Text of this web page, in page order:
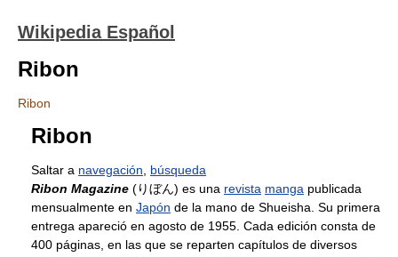
Wikipedia Español
Ribon
Ribon
Ribon
Saltar a navegación
búsqueda
Ribon Magazine (りぼん) es una revista manga publicada
mensualmente en Japón de la mano de Shueisha. Su primera
entrega apareció en agosto de 1955. Cada edición consta de
400 páginas, en las que se reparten capítulos de diversos